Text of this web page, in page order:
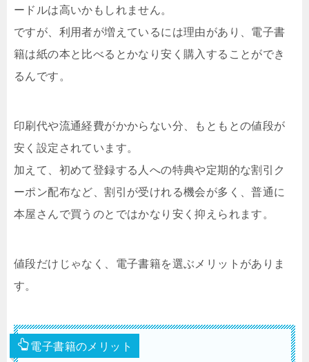
ードルは高いかもしれません。
ですが、利用者が増えているには理由があり、電子書
籍は紙の本と比べるとかなり安く購入することができ
るんです。
印刷代や流通経費がかからない分、もともとの値段が
安く設定されています。
加えて、初めて登録する人への特典や定期的な割引ク
ーポン配布など、割引が受けれる機会が多く、普通に
本屋さんで買うのとではかなり安く抑えられます。
値段だけじゃなく、電子書籍を選ぶメリットがありま
す。
電子書籍のメリット